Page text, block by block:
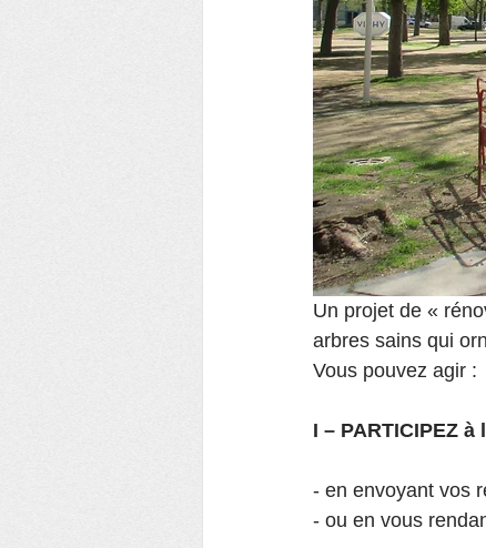
Un projet de «
arbres sains qui
Vous pouvez agir :
I – PARTICIPEZ à
- en envoyant vos
- ou en vous